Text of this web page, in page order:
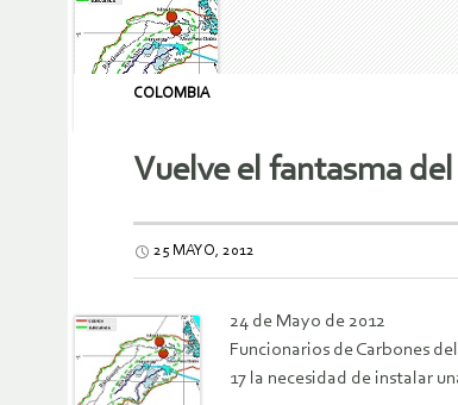
COLOMBIA
Vuelve el fantasma
25 MAYO, 2012
24 de Mayo de 2012
Funcionarios de Carbones
17 la necesidad de instalar